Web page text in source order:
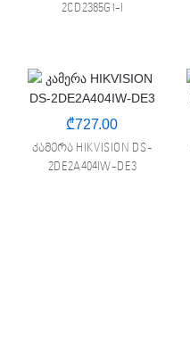
2CD2385G1-I
₾727.00
კამერა HIKVISION DS-
2DE2A404IW-DE3